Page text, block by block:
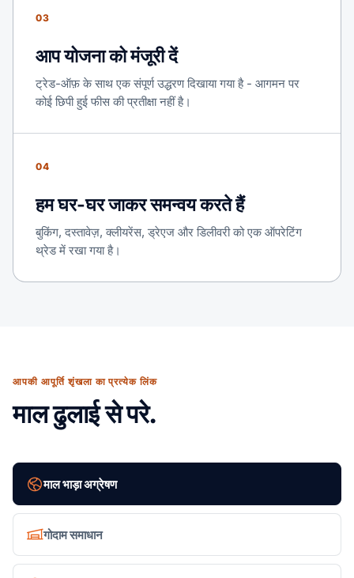
03
आप योजना को मंजूरी दें
ट्रेड-ऑफ़ के साथ एक संपूर्ण उद्धरण दिखाया गया है - आगमन पर
कोई छिपी हुई फीस की प्रतीक्षा नहीं है।
04
हम घर-घर जाकर समन्वय करते हैं
बुकिंग, दस्तावेज़, क्लीयरेंस, ड्रेएज और डिलीवरी को एक ऑपरेटिंग
थ्रेड में रखा गया है।
आपकी आपूर्ति शृंखला का प्रत्येक लिंक
माल ढुलाई से परे.
माल भाड़ा अग्रेषण
गोदाम समाधान